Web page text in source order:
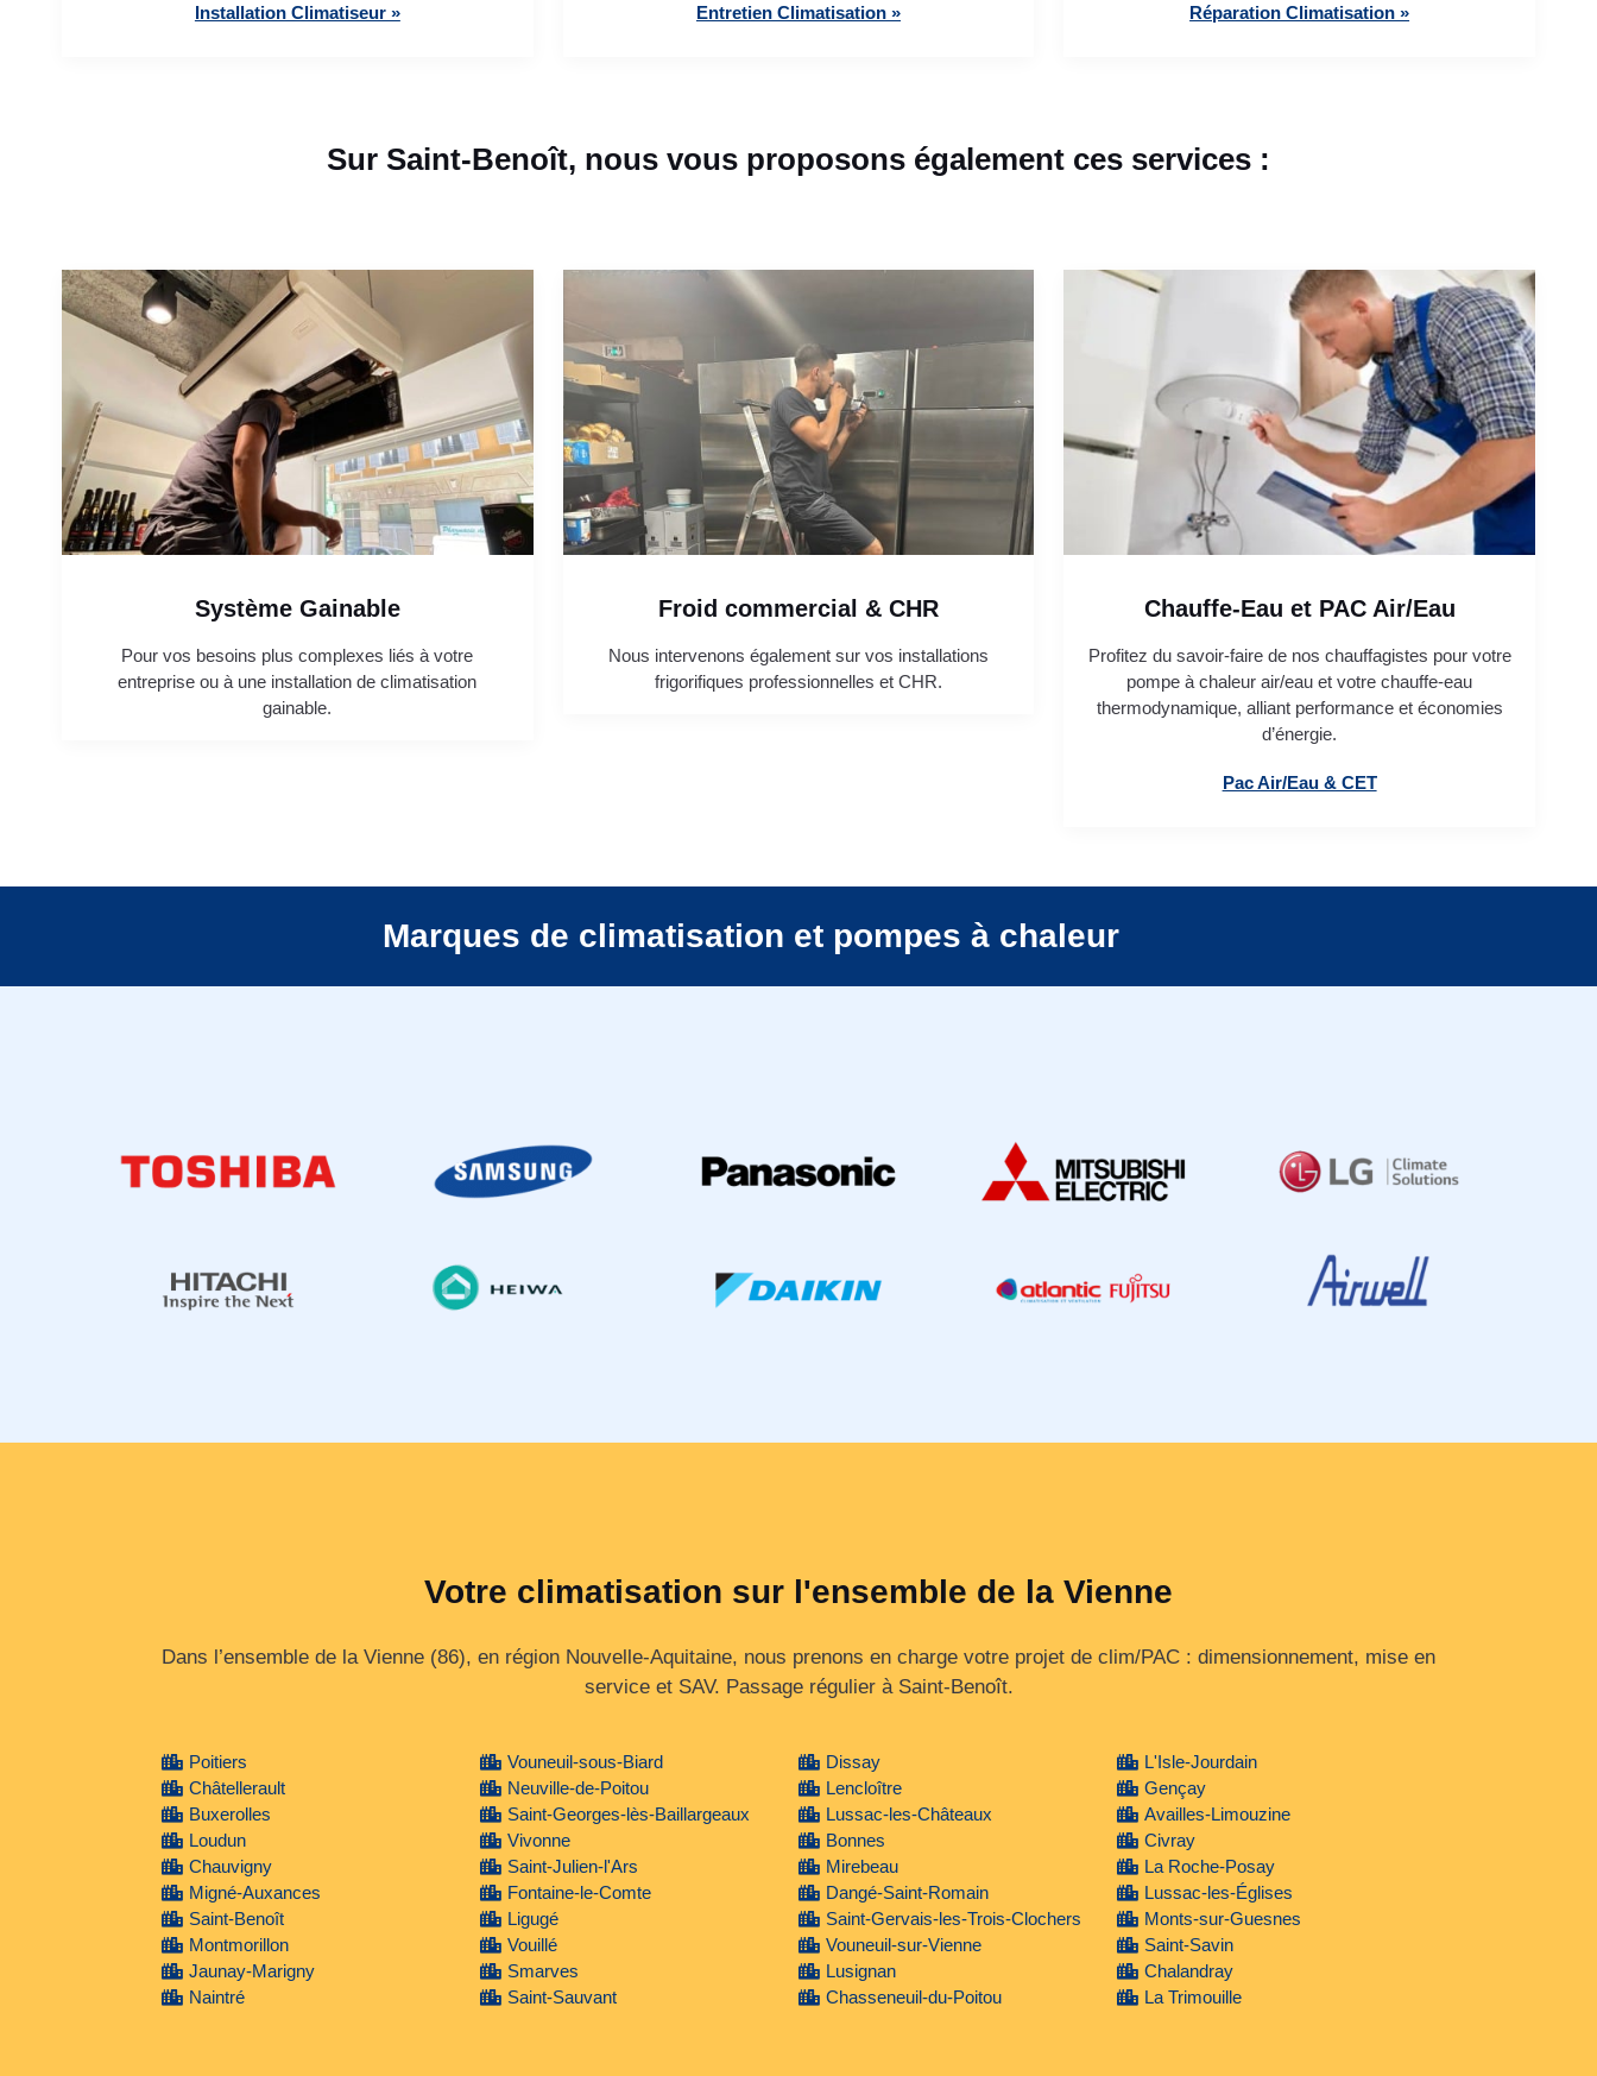
Installation Climatiseur » Entretien Climatisation » Réparation Climatisation »
Sur Saint-Benoît, nous vous proposons également ces services :
Système Gainable
Pour vos besoins plus complexes liés à votre
entreprise ou à une installation de climatisation
gainable.
Froid commercial & CHR
Nous intervenons également sur vos installations
frigorifiques professionnelles et CHR.
Chauffe-Eau et PAC Air/Eau
Profitez du savoir-faire de nos chauffagistes pour votre
pompe à chaleur air/eau et votre chauffe-eau
thermodynamique, alliant performance et économies
d’énergie.
Pac Air/Eau & CET
Marques de climatisation et pompes à chaleur
Votre climatisation sur l'ensemble de la Vienne
Dans l’ensemble de la Vienne (86), en région Nouvelle‑Aquitaine, nous prenons en charge votre projet de clim/PAC : dimensionnement, mise en
service et SAV. Passage régulier à Saint-Benoît.
Poitiers
Châtellerault
Buxerolles
Loudun
Chauvigny
Migné-Auxances
Saint-Benoît
Montmorillon
Jaunay-Marigny
Naintré
Vouneuil-sous-Biard
Neuville-de-Poitou
Saint-Georges-lès-Baillargeaux
Vivonne
Saint-Julien-l'Ars
Fontaine-le-Comte
Ligugé
Vouillé
Smarves
Saint-Sauvant
Dissay
Lencloître
Lussac-les-Châteaux
Bonnes
Mirebeau
Dangé-Saint-Romain
Saint-Gervais-les-Trois-Clochers
Vouneuil-sur-Vienne
Lusignan
Chasseneuil-du-Poitou
L'Isle-Jourdain
Gençay
Availles-Limouzine
Civray
La Roche-Posay
Lussac-les-Églises
Monts-sur-Guesnes
Saint-Savin
Chalandray
La Trimouille